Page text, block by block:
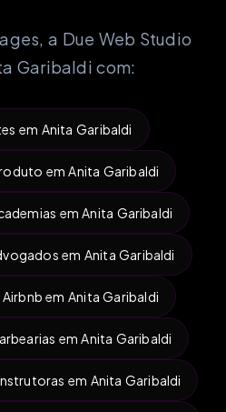
a Due Web Studio
Garibaldi com:
em Anita Garibaldi
em Anita Garibaldi
em Anita Garibaldi
em Anita Garibaldi
em Anita Garibaldi
em Anita Garibaldi
em Anita Garibaldi